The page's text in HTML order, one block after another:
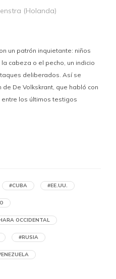
(Holanda)
un patrón inquietante: niños
cabeza o el pecho, un indicio
deliberados. Así se
De Volkskrant, que habló con
los últimos testigos
con un solo
#CUBA #EE.UU.
OCCIDENTAL
#RUSIA